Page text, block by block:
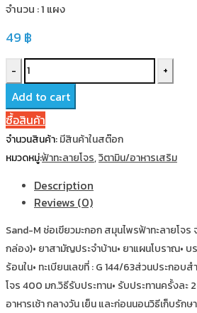
จำนวน : 1 แผง
49 ฿
ฟ้า
ทะลาย
โจร
Sand-
M
ช่อ
มะกอก
แคปซูล
/
แผง
quantity
Add to cart
ซื้อสินค้า
จำนวนสินค้า:มีสินค้าในสต๊อก
หมวดหมู่:ฟ้าทะลายโจร,วิตามิน/อาหารเสริม
Description
Reviews (0)
Sand-M ช่อเขียวมะกอก สมุนไพรฟ้าทะลายโจร
กล่อง)• ยาสามัญประจำบ้าน• ยาแผนโบราณ• บ
ร้อนใน• ทะเบียนเลขที่ : G 144/63ส่วนประกอบ
โจร 400 มก.วิธีรับประทาน• รับประทานครั้งละ
อาหารเช้า กลางวัน เย็น และก่อนนอนวิธีเก็บรักษ